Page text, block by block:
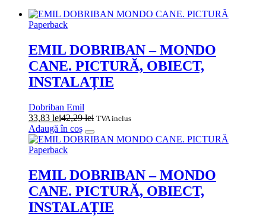
Paperback
EMIL DOBRIBAN – MONDO
CANE. PICTURĂ, OBIECT,
INSTALAȚIE
Dobriban Emil
33,83 lei42,29lei TVA inclus
Adaugă în coș
Paperback
EMIL DOBRIBAN – MONDO
CANE. PICTURĂ, OBIECT,
INSTALAȚIE